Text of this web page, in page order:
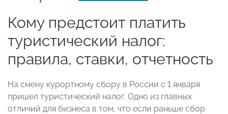
Кому предстоит платить
туристический налог:
правила, ставки, отчетность
На смену курортному сбору в России с 1 января
пришел туристический налог. Одно из главных
отличий для бизнеса в том, что если раньше сбор